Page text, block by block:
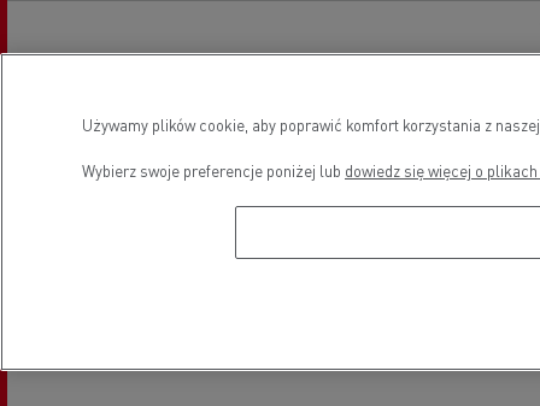
Używamy plików cookie, aby poprawić komfort korzystania z
Wybierz swoje preferencje poniżej lub dowiedz się więcej o